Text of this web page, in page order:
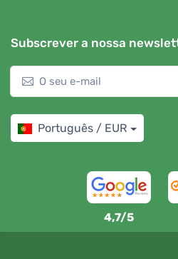
Subscrever a nossa
Português / EUR
4,7/5